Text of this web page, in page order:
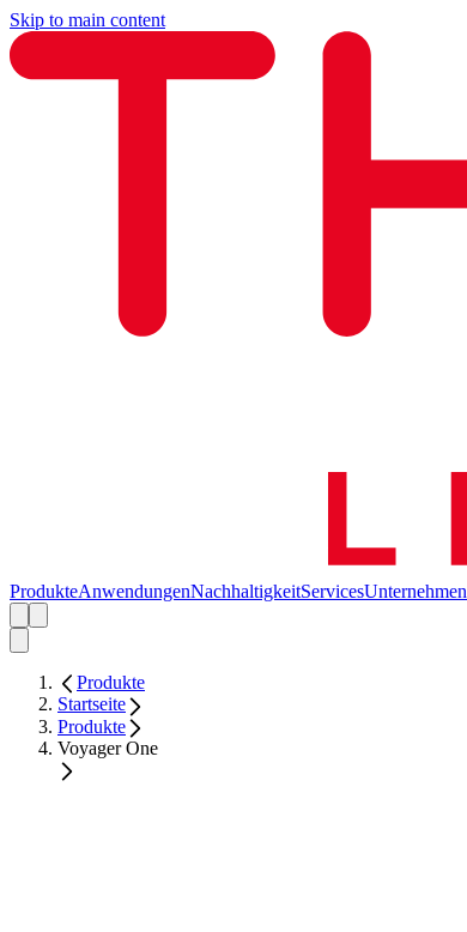
Skip to main content
ProdukteAnwendungenNachhaltigkeitServicesUnternehmen
Produkte
Startseite
Produkte
Voyager One